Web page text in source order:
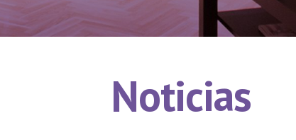
Noticias